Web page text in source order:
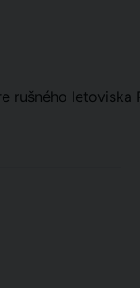
rušného letoviska